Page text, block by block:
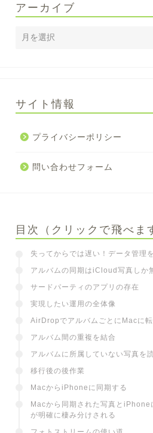
アーカイブ
サイト情報
プライバシーポリシー
問い合わせフォーム
目次（クリックで飛べま
失ってからでは遅い！データ管理
アルバムの同期はiCloud写真しか
サードパーティのアプリの存在
実現したい運用の全体像
AirDropでアルバムごとにMacに転
アルバム間の重複を結合
アルバムに所属していない写真を
移行後の後作業
MacからiPhoneに同期する
Macから同期された写真とiPhone
が明確に棲み分けされる